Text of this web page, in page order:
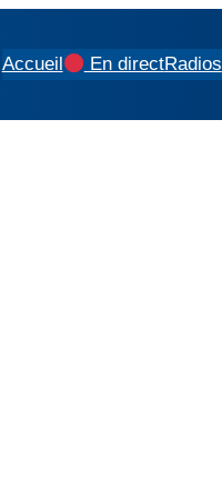
Accueil En directRadios